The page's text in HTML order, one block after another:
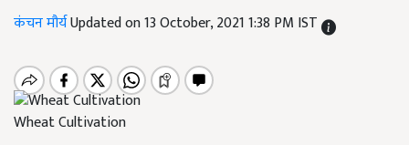
कंचन मौर्यUpdated on 13 October, 2021 1:38 PM IST
Wheat Cultivation